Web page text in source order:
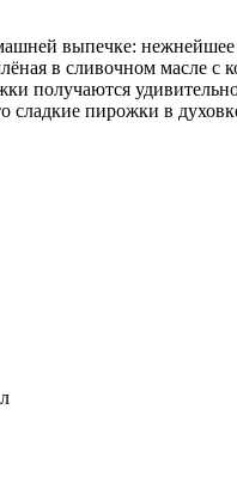
выпечке: нежнейшее
в сливочном масле с
получаются
пирожки в